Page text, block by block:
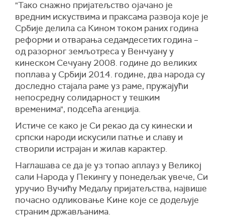
"Тако снажно пријатељство ојачано је
вредним искуствима и праксама развоја које је
Србије делила са Кином током раних година
реформи и отварања седамдесетих година –
од разорног земљотреса у Венчуану у
кинеском Сечуану 2008. године до великих
поплава у Србији 2014. године, два народа су
доследно стајала раме уз раме, пружајући
непосредну солидарност у тешким
временима", подсећа агенција.
Истиче се како је Си рекао да су кинески и
српски народи искусили патње и славу и
створили истрајан и жилав карактер.
Наглашава се да је уз топао аплауз у Великој
сали Народа у Пекингу у понедељак увече, Си
уручио Вучићу Медаљу пријатељства, највише
почасно одликовање Кине које се додељује
страним држављанима.